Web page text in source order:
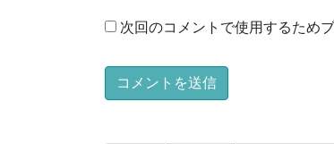
次回のコメントで使用するため